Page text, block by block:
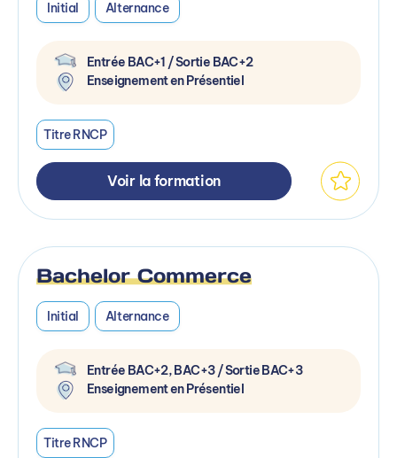
Initial Alternance
Entrée BAC+1 / Sortie BAC+2
Enseignement en Présentiel
Titre RNCP
Voir la formation
Bachelor Commerce
Initial Alternance
Entrée BAC+2, BAC+3 / Sortie BAC+3
Enseignement en Présentiel
Titre RNCP